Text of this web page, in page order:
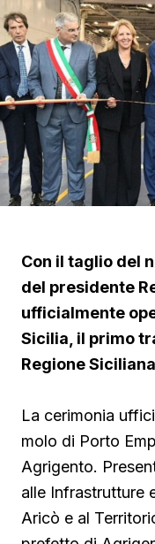
Con il taglio del
del presidente
ufficialmente
Sicilia, il primo
Regione
La cerimonia
molo di Porto
Agrigento.
alle Infrastrutture
Aricò e al